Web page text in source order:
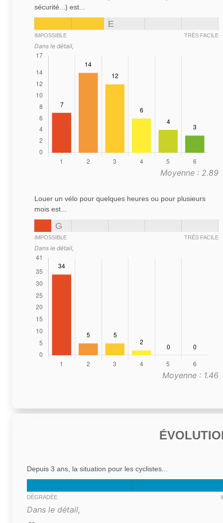
sécurité...) est...
E
IMPOSSIBLE TRÈS FACILE
Dans le détail,
Moyenne : 2.89
Louer un vélo pour quelques heures ou pour plusieurs
mois est...
G
IMPOSSIBLE TRÈS FACILE
Dans le détail,
Moyenne : 1.46
Depuis 3 ans, la situation pour les cyclistes...
DÉGRADÉE
Dans le détail,